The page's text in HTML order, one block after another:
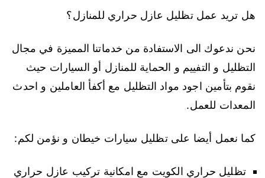
هل تريد عمل تظليل عازل حراري للمنازل؟
نحن ندعوك الى الاستفادة من خدماتنا المميزة في مجال
التظليل و التفييم و الحماية للمنازل أو السيارات حيث
نقوم بتأمين اجود مواد التظليل مع أكفأ العاملين و احدث
المعدات للعمل.
كما نعمل أيضا على تظليل سيارات خيطان و نؤمن لكم:
تظليل حراري الكويت مع امكانية تركيب عازل حراري